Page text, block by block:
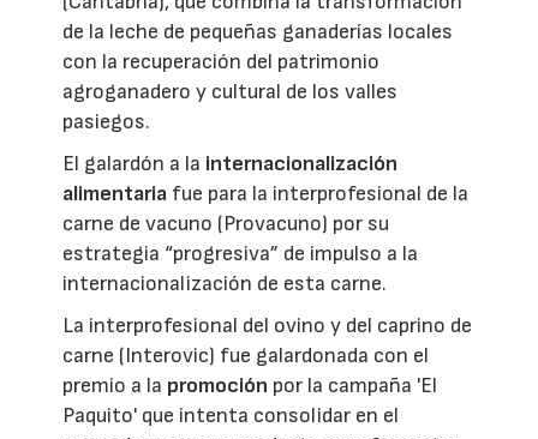
de la leche de pequeñas ganaderías locales
con la recuperación del patrimonio
agroganadero y cultural de los valles
pasiegos.
El galardón a la internacionalización
alimentaria fue para la interprofesional de la
carne de vacuno (Provacuno) por su
estrategia “progresiva” de impulso a la
internacionalización de esta carne.
La interprofesional del ovino y del caprino de
carne (Interovic) fue galardonada con el
premio a la promoción por la campaña 'El
Paquito' que intenta consolidar en el